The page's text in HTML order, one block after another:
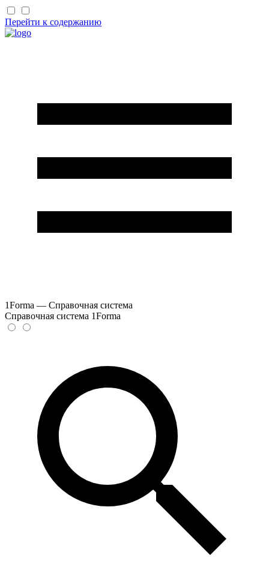
Перейти к содержанию
1Forma — Справочная система
Справочная система 1Forma